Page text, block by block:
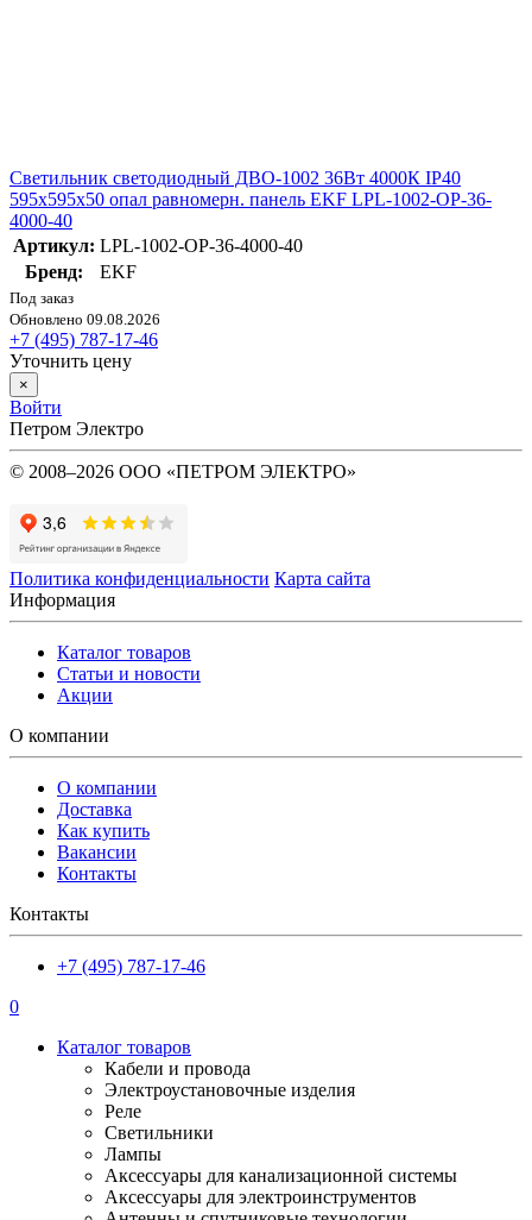
Светильник светодиодный ДВО-1002 36Вт 4000К IP40
595х595х50 опал равномерн. панель EKF LPL-1002-OP-36-
4000-40
Артикул: LPL-1002-OP-36-4000-40
Бренд:
EKF
Под заказ
Обновлено 09.08.2026
+7 (495) 787-17-46
Уточнить цену
×
Войти
Петром Электро
© 2008–2026 ООО «ПЕТРОМ ЭЛЕКТРО»
Политика конфиденциальности Карта сайта
Информация
Каталог товаров
Статьи и новости
Акции
О компании
О компании
Доставка
Как купить
Вакансии
Контакты
Контакты
+7 (495) 787-17-46
0
Каталог товаров
Кабели и провода
Электроустановочные изделия
Реле
Светильники
Лампы
Аксессуары для канализационной системы
Аксессуары для электроинструментов